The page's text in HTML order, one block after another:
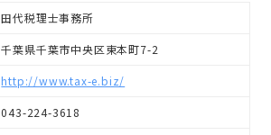
田代税理士事務所
千葉県千葉市中央区東本町7-2
http://www.tax-e.biz/
043-224-3618